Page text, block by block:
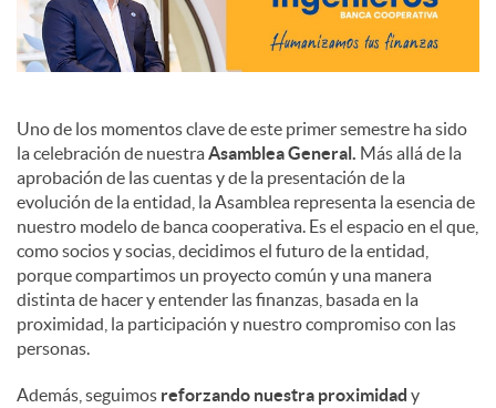
Uno de los momentos clave de este primer semestre ha sido
la celebración de nuestra Asamblea General. Más allá de la
aprobación de las cuentas y de la presentación de la
evolución de la entidad, la Asamblea representa la esencia de
nuestro modelo de banca cooperativa. Es el espacio en el que,
como socios y socias, decidimos el futuro de la entidad,
porque compartimos un proyecto común y una manera
distinta de hacer y entender las finanzas, basada en la
proximidad, la participación y nuestro compromiso con las
personas.
Además, seguimos reforzando nuestra proximidad y